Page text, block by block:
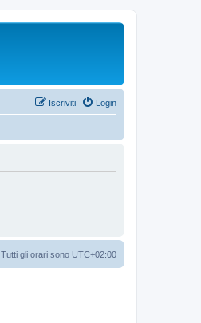
Login
Iscriviti
Tutti gli orari sono UTC+02:00